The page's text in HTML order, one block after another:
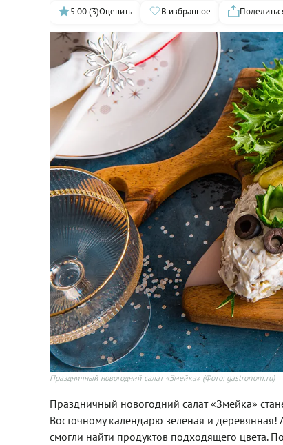
5.00 (3)Оценить В избранное
Праздничный новогодний салат «Змейка» (Фото: gastronom.ru)
Праздничный новогодний салат «Змейка»
Восточному календарю зеленая и
смогли найти продуктов подходящего цвета.